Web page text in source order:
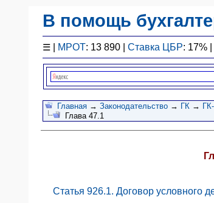
В помощь
☰ МРОТ: 13 890 |Ставка ЦБР: 17% |
Законодательство
F1 - Отчетность
План счетов
Справочник
Упрощенка
Договоры
Главная →Законодательство → ГК →
Глава 47.1
Статья 926.1. Договор условного